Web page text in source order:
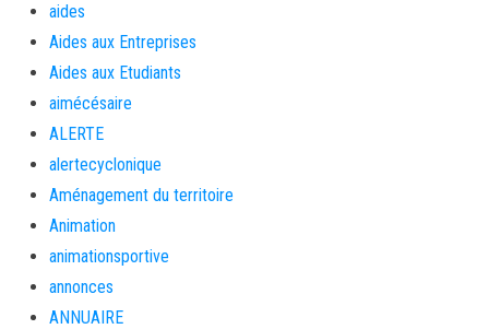
aides
Aides aux Entreprises
Aides aux Etudiants
aimécésaire
ALERTE
alertecyclonique
Aménagement du territoire
Animation
animationsportive
annonces
ANNUAIRE